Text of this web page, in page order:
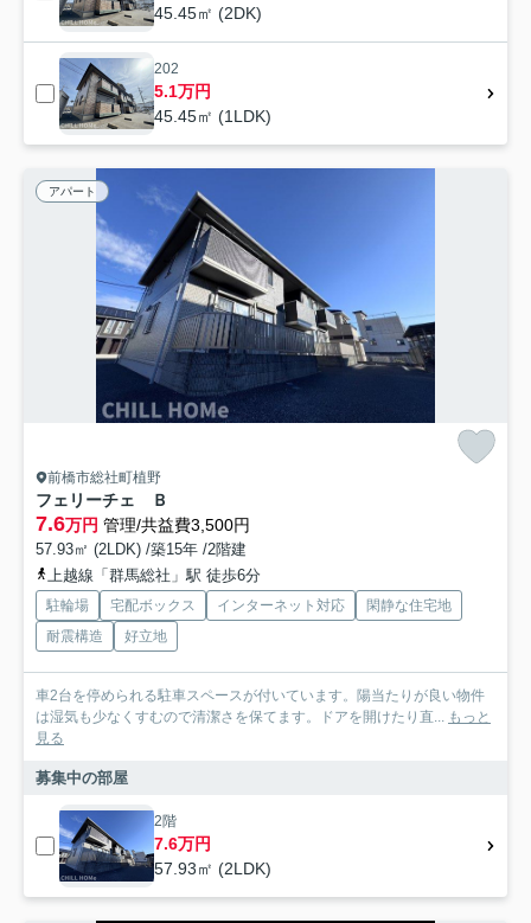
45.45㎡ (2DK)
202
5.1万円
45.45㎡ (1LDK)
アパート
前橋市総社町植野
フェリーチェ Ｂ
7.6万円 管理/共益費3,500円
57.93㎡ (2LDK) /築15年 /2階建
上越線「群馬総社」駅 徒歩6分
駐輪場 宅配ボックス インターネット対応
閑静な住宅地
耐震構造
好立地
車2台を停められる駐車スペースが付いています。陽当たりが良い物件
は湿気も少なくすむので清潔さを保てます。ドアを開けたり直... もっと
見る
募集中の部屋
2階
7.6万円
57.93㎡ (2LDK)